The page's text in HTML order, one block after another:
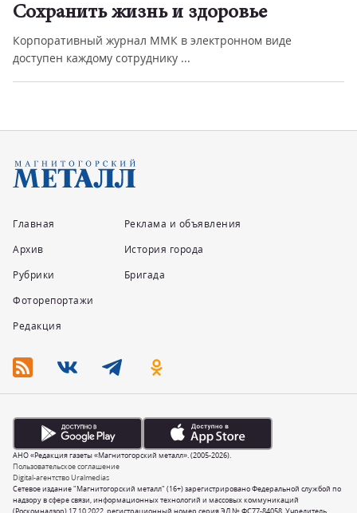
Сохранить жизнь и здоровье
Корпоративный журнал ММК в электронном виде
доступен каждому сотруднику ...
Главная
Архив
Рубрики
Фоторепортажи
Редакция
Реклама и объявления
История города
Бригада
Сетевое издание "Магнитогорский металл" (16+) зарегистрировано Федеральной службой по
надзору в сфере связи, информационных технологий и массовых коммуникаций
Пользовательское соглашение
Digital-агентство Uralmedias
АНО «Редакция газеты «Магнитогорский металл». (2005-2026).